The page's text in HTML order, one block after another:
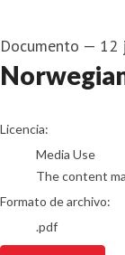
Documento — 12
go to media item
Licencia:
Media Use
The content
Formato de archivo:
.pdf